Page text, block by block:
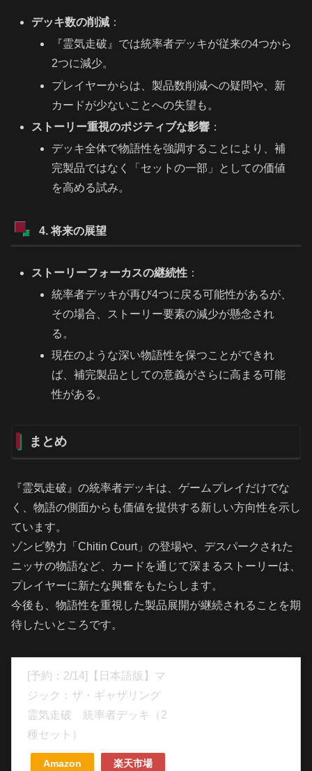
デッキ数の削減 ：
『霊気走破』では統率者デッキが従来の4つから
2つに減少。
プレイヤーからは、製品数削減への疑問や、新
カードが少ないことへの失望も。
ストーリー重視のポジティブな影響 ：
デッキ全体で物語性を強調することにより、補
完製品ではなく「セットの一部」としての価値
を高める試み。
4. 将来の展望
ストーリーフォーカスの継続性 ：
統率者デッキが再び4つに戻る可能性があるが、
その場合、ストーリー要素の減少が懸念され
る。
現在のような深い物語性を保つことができれ
ば、補完製品としての意義がさらに高まる可能
性がある。
まとめ
『霊気走破』の統率者デッキは、ゲームプレイだけでな
く、物語の側面からも価値を提供する新しい方向性を示し
ています。
ゾンビ勢力「Chitin Court」の登場や、デスパークされた
ニッサの物語など、カードを通じて深まるストーリーは、
プレイヤーに新たな興奮をもたらします。
今後も、物語性を重視した製品展開が継続されることを期
待したいところです。
[予約：2/14]【日本語版】マ
ジック：ザ・ギャザリング
霊気走破 統率者デッキ（2
種セット）
Amazon 楽天市場